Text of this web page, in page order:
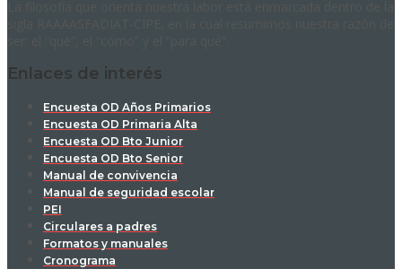
Enlaces de interés
Encuesta OD Años Primarios
Encuesta OD Primaria Alta
Encuesta OD Bto Junior
Encuesta OD Bto Senior
Manual de convivencia
Manual de seguridad escolar
PEI
Circulares a padres
Formatos y manuales
Cronograma